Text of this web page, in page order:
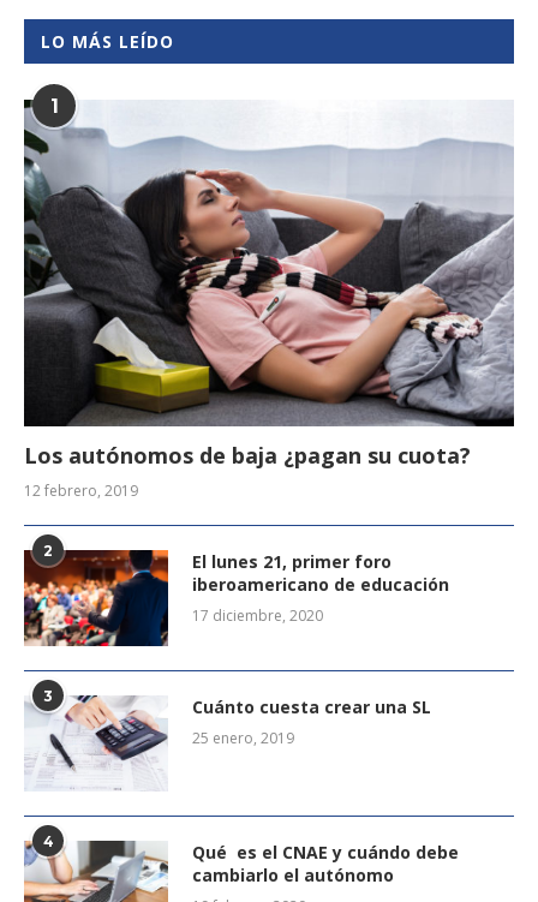
LO MÁS LEÍDO
1
Los autónomos de baja ¿pagan su cuota?
12 febrero, 2019
2
El lunes 21, primer foro
iberoamericano de educación
17 diciembre, 2020
3 Cuánto cuesta crear una SL
25 enero, 2019
4
Qué es el CNAE y cuándo debe
cambiarlo el autónomo